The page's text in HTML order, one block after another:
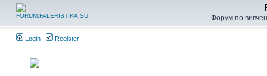
Форум по
Login Register